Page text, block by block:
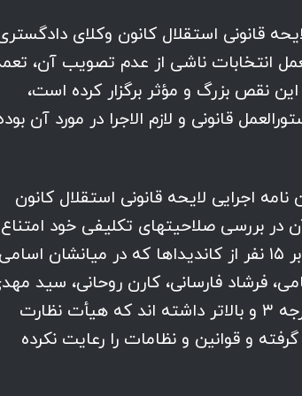
قانونی استقلال کانون وکلای
دستورالعمل انتخابات ناشی از عدم تصویب آن،
نقص بزرگ و مؤثر برگزار کرده است،
قانونی و لازم الاجرا در مورد آن
به مجازات تبعی مقرر در ماده ۱۵۴ آیین نامه اجرایی لایحه قانونی استقلال کانون
در بررسی صلاحیتهای تکلیفی خود امتناع
کرده است. طبق برآورد و اطلاعات کسب شده ظاهراً بالغ بر ۱۵ نفر از کاندیداها که در میانشان
فرشاد فارسانی، کارن روحانی، سید
حجتی و خانم سوده حامد توسلی) نیز وجود دارد تخلف درجه ۳ و بالاتر داشته اند که هیأت نظارت
و قوانین و نظامات را رعایت نکرده